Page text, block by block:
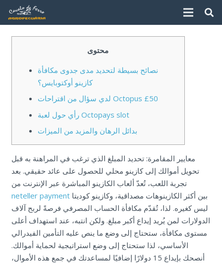
محتوى
نصائح بسيطة لتحديد مدى جدوى مكافأة
كازينو أوكتوبايس؟
لدي سؤال من اقتراحات Octopus £50
رأي حول لعبة Octopays slot
بدائل الرهان والمزيد من الميزات
معايير المقامرة: تحديد المبلغ الذي ترغب في المراهنة به قبل
تحويل أموالك إلى كازينو محلي للحصول على عائد حقيقي. بعد
تجربة اللعب، تُعدّ ألعاب الكازينو المباشرة عبر الإنترنت من
neteller paymentبين أكثر الكازينوهات مصداقية، وكازينو كوديتا
ليس كغيره. لذا، تُقدّم مكافأة الحساب المصرفي فرصةً لربح آلاف
الدولارات لمن يُريد إيداع أكبر مبلغ. ولكن انتبه، عند استهداف أعلى
مستوى مكافأة، ستحتاج إلى وضع ما ينص عليه التأمين الفيدرالي
الأساسي، لذا ستحتاج إلى وضع استراتيجية لحماية أموالك.
أنصحك بإيداع 15 دولارًا إضافيًا لمساعدتك في جمع هذه الأموال،